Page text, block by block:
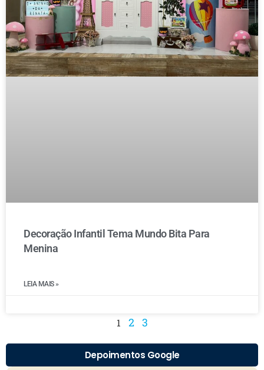
Decoração Infantil Tema Mundo Bita Para
Menina
LEIA MAIS »
1 2 3
Depoimentos Google